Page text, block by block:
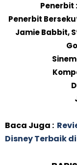
Penerbit
Penerbit
Jamie Babbit,
Baca Juga :
Disney Terbaik